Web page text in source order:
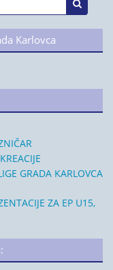
Karlovca
GRADA KARLOVCA
ZA EP U15,